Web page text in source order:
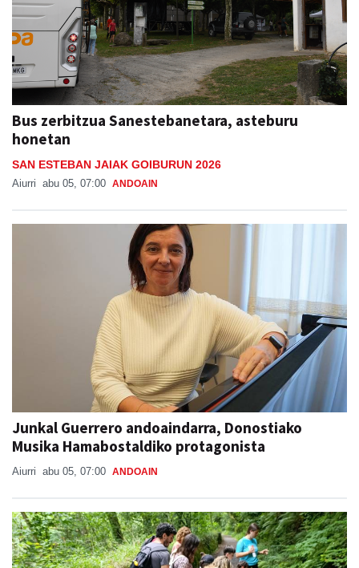
Bus zerbitzua Sanestebanetara, asteburu
honetan
SAN ESTEBAN JAIAK GOIBURUN 2026
Aiurri abu 05, 07:00 ANDOAIN
Junkal Guerrero andoaindarra, Donostiako
Musika Hamabostaldiko protagonista
Aiurri abu 05, 07:00 ANDOAIN